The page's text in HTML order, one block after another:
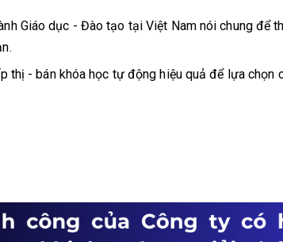
Giáo dục - Đào tạo tại Việt Nam nói chung để
thị - bán khóa học tự động hiệu quả để lựa chọn